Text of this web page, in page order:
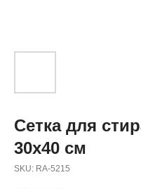
Сетка для
30х40 см
SKU: RA-5215